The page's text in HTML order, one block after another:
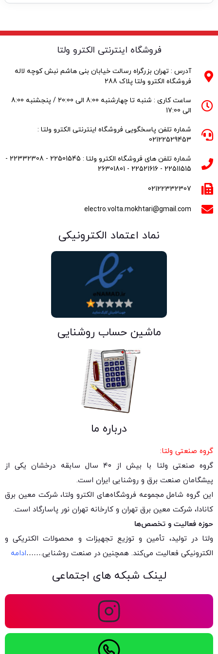
فروشگاه اینترنتی الکترو ولتا
آدرس : تهران بزرگراه رسالت خیابان بنی هاشم نبش کوچه لاله
فروشگاه الکترو ولتا پلاک 288
ساعت کاری : شنبه تا چهارشنبه 8:00 الی 20:00 / پنجشنبه 8:00
الی 17:00
شماره تلفن پاسخگویی فروشگاه اینترنتی الکترو ولتا :
02122529453
شماره تلفن های فروشگاه الکترو ولتا : 22501545 - 22332308 -
22511515 - 22521616 - 26301801
02122332307
electro.volta.mokhtari@gmail.com
نماد اعتماد الکترونیکی
ماشین حساب روشنایی
درباره ما
گروه صنعتی ولتا:
گروه صنعتی ولتا با بیش از ۴۰ سال سابقه درخشان یکی از
پیشگامان صنعت برق و روشنایی ایران است.
این گروه شامل مجموعه فروشگاه‌های الکترو ولتا، شرکت معین برق
کانادا، شرکت معین برق تهران و کارخانه تهران نور پاسارگاد است.
حوزه فعالیت و تخصص‌ها
ولتا در تولید، تأمین و توزیع تجهیزات و محصولات الکتریکی و
الکترونیکی فعالیت می‌کند. همچنین در صنعت روشنایی.……ادامه
لینک شبکه های اجتماعی